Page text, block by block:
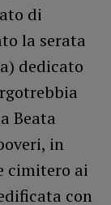
di
la serata
dedicato
Beata
in
cimitero ai
con